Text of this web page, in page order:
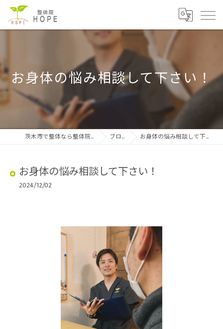
お身体の悩み相談して下さい！
茨木市で整体なら整体院HOPE ブログ お身体の悩み相談して下さい！
お身体の悩み相談して下さい！
2024/12/02